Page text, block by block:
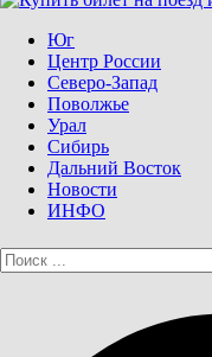
Юг
Центр России
Северо-Запад
Поволжье
Урал
Сибирь
Дальний Восток
Новости
ИНФО